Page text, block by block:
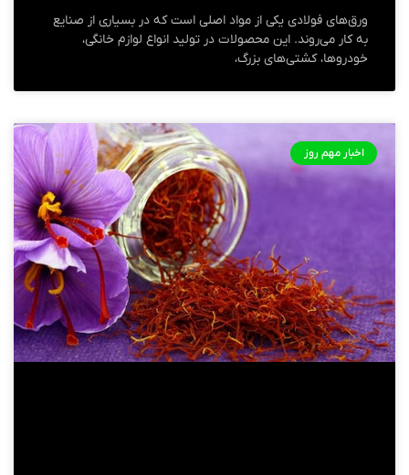
ورق‌های فولادی یکی از مواد اصلی است که در بسیاری از صنایع
به کار می‌روند. این محصولات در تولید انواع لوازم خانگی،
خودروها، کشتی‌های بزرگ،
اخبار مهم روز